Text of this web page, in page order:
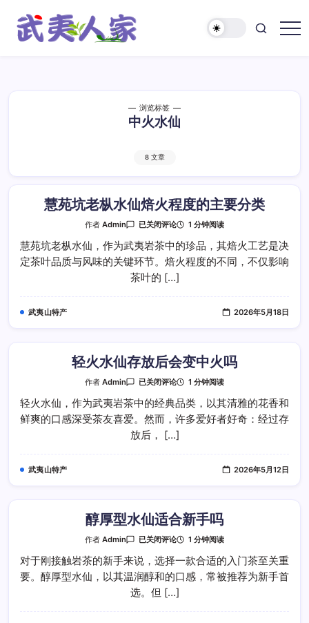
浏览标签
中火水仙
8 文章
慧苑坑老枞水仙焙火程度的主要分类
作者Admin
慧
坑
老
枞
水
仙
类
已关闭评论 1 分钟阅读
慧苑坑老枞水仙，作为武夷岩茶中的珍品，其焙火工艺是决
定茶叶品质与风味的关键环节。焙火程度的不同，不仅影响
茶叶的 […]
武夷山特产 2026年5月18日
轻火水仙存放后会变中火吗
作者Admin
轻
水
仙
存
放
后
已关闭评论 1 分钟阅读
轻火水仙，作为武夷岩茶中的经典品类，以其清雅的花香和
鲜爽的口感深受茶友喜爱。然而，许多爱好者好奇：经过存
放后， […]
武夷山特产 2026年5月12日
醇厚型水仙适合新手吗
作者Admin
醇
型
水
仙
适
合
已关闭评论 1 分钟阅读
对于刚接触岩茶的新手来说，选择一款合适的入门茶至关重
要。醇厚型水仙，以其温润醇和的口感，常被推荐为新手首
选。但 […]